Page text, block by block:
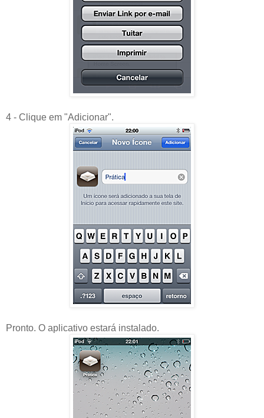
4 - Clique em "Adicionar".
Pronto. O aplicativo estará instalado.